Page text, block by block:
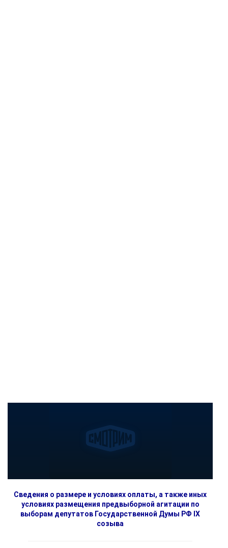
Сведения о размере и условиях оплаты, а также иных
условиях размещения предвыборной агитации по
выборам депутатов Государственной Думы РФ IX
созыва